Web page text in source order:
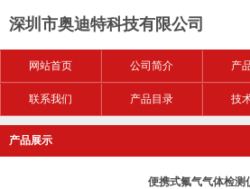
深圳市奥迪特科技有限公司
网站首页 公司简介 产
联系我们 产品目录 技
产品展示
便携式氟气气体检测